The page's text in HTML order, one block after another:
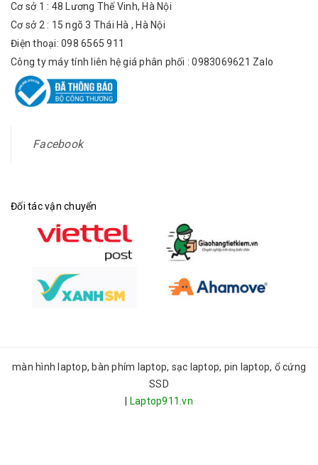
Cơ sở 1 : 48 Lương Thế Vinh, Hà Nội
Cơ sở 2 : 15 ngõ 3 Thái Hà , Hà Nội
Điện thoại: 098 6565 911
Công ty máy tính liên hệ giá phân phối : 0983069621 Zalo
Facebook
Đối tác vận chuyển
màn hình laptop, bàn phím laptop, sạc laptop, pin laptop, ổ cứng
SSD
Laptop911.vn